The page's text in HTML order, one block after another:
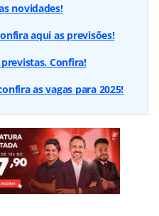
novidades!
aqui as previsões!
Confira!
as vagas para 2025!